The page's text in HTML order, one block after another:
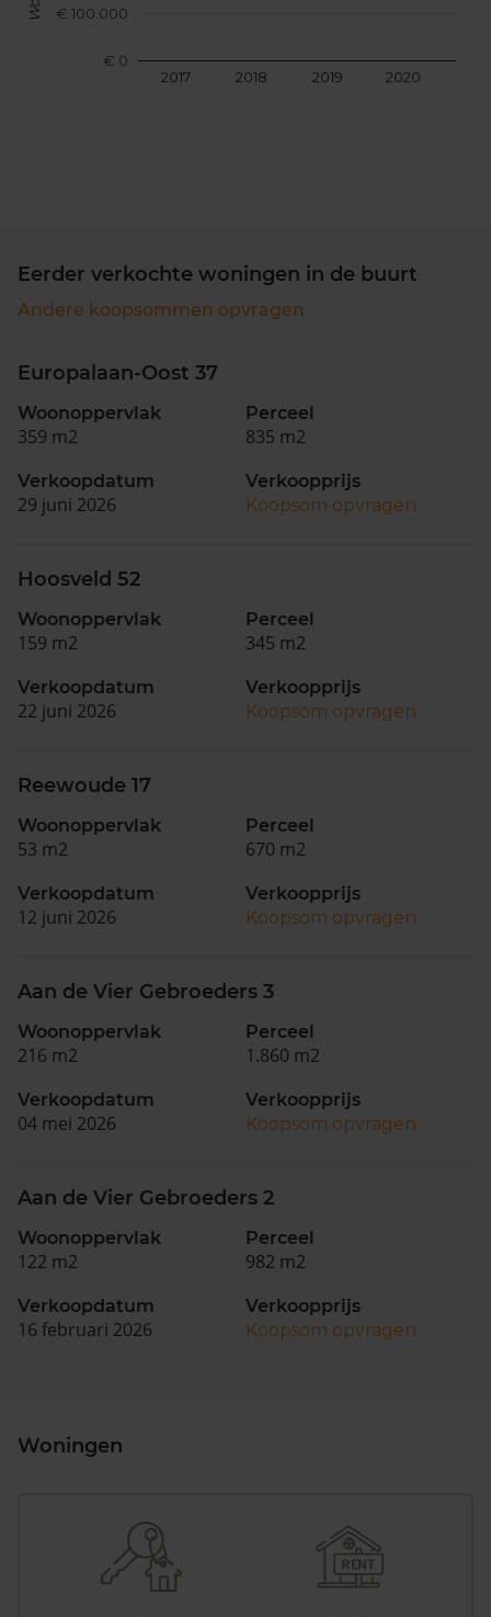
2017 2018 2019 2020
€ 0
€ 100.000
Eerder verkochte woningen in de buurt
Andere koopsommen opvragen
Europalaan-Oost 37
Woonoppervlak
359 m2
Perceel
835 m2
Verkoopdatum
29 juni 2026
Verkoopprijs
Koopsom opvragen
Hoosveld 52
Woonoppervlak
159 m2
Perceel
345 m2
Verkoopdatum
22 juni 2026
Verkoopprijs
Koopsom opvragen
Reewoude 17
Woonoppervlak
53 m2
Perceel
670 m2
Verkoopdatum
12 juni 2026
Verkoopprijs
Koopsom opvragen
Aan de Vier Gebroeders 3
Woonoppervlak
216 m2
Perceel
1.860 m2
Verkoopdatum
04 mei 2026
Verkoopprijs
Koopsom opvragen
Aan de Vier Gebroeders 2
Woonoppervlak
122 m2
Perceel
982 m2
Verkoopdatum
16 februari 2026
Verkoopprijs
Koopsom opvragen
Woningen